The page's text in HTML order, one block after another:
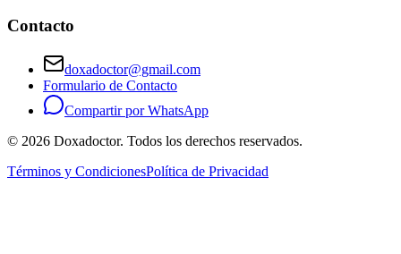
Contacto
doxadoctor@gmail.com
Formulario de Contacto
Compartir por WhatsApp
© 2026 Doxadoctor. Todos los derechos reservados.
Términos y CondicionesPolítica de Privacidad